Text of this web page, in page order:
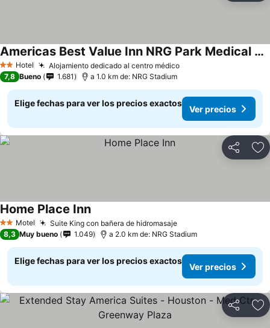
2 Estrellas
Hotel Alojamiento dedicado al centro médicoVer precios
Americas Best Value Inn NRG Park Medical Center
Ver precios
7,8 Bueno 1.681 a 1.0 km de: NRG Stadium
Elige fechas para ver los precios exactos
Ver precios
Compartir
2 Estrellas
Motel Suite King con bañera de hidromasajeVer precios
Home Place InnVer precios
8,3 Muy bueno 1.049 a 2.0 km de: NRG Stadium
Elige fechas para ver los precios exactos
Ver precios
Compartir